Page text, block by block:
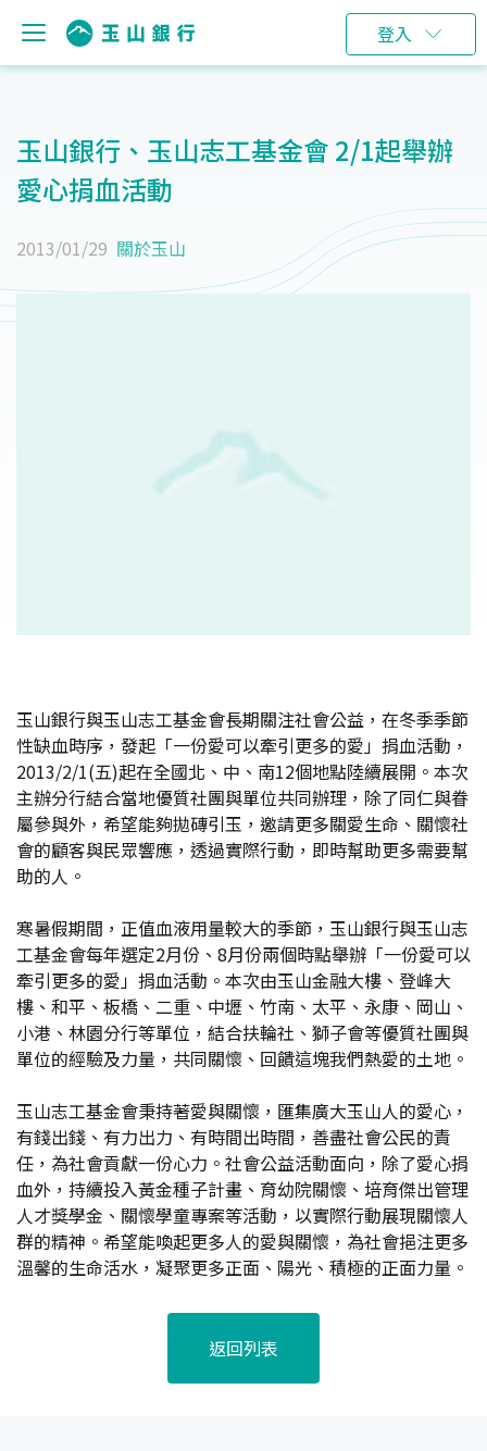
登入
玉山銀行、玉山志工基金會 2/1起舉辦
愛心捐血活動
2013/01/29 關於玉山
玉山銀行與玉山志工基金會長期關注社會公益，在冬季季節
性缺血時序，發起「一份愛可以牽引更多的愛」捐血活動，
2013/2/1(五)起在全國北、中、南12個地點陸續展開。本次
主辦分行結合當地優質社團與單位共同辦理，除了同仁與眷
屬參與外，希望能夠拋磚引玉，邀請更多關愛生命、關懷社
會的顧客與民眾響應，透過實際行動，即時幫助更多需要幫
助的人。
寒暑假期間，正值血液用量較大的季節，玉山銀行與玉山志
工基金會每年選定2月份、8月份兩個時點舉辦「一份愛可以
牽引更多的愛」捐血活動。本次由玉山金融大樓、登峰大
樓、和平、板橋、二重、中壢、竹南、太平、永康、岡山、
小港、林園分行等單位，結合扶輪社、獅子會等優質社團與
單位的經驗及力量，共同關懷、回饋這塊我們熱愛的土地。
玉山志工基金會秉持著愛與關懷，匯集廣大玉山人的愛心，
有錢出錢、有力出力、有時間出時間，善盡社會公民的責
任，為社會貢獻一份心力。社會公益活動面向，除了愛心捐
血外，持續投入黃金種子計畫、育幼院關懷、培育傑出管理
人才獎學金、關懷學童專案等活動，以實際行動展現關懷人
群的精神。希望能喚起更多人的愛與關懷，為社會挹注更多
溫馨的生命活水，凝聚更多正面、陽光、積極的正面力量。
返回列表